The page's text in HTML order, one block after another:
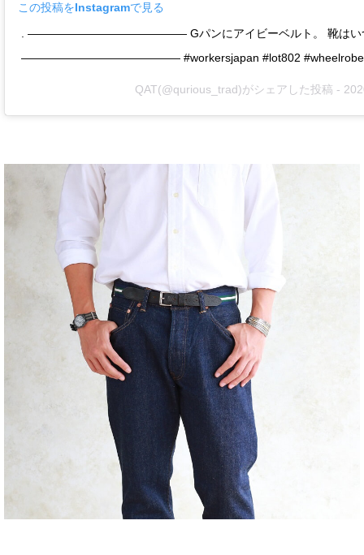
この投稿をInstagramで見る
. —————————————— Gパンにアイビーベルト。 靴はいつ
—————————————— #workersjapan #lot802 #wheelrobe #
QAT(@qurious_trad)がシェアした投稿 -